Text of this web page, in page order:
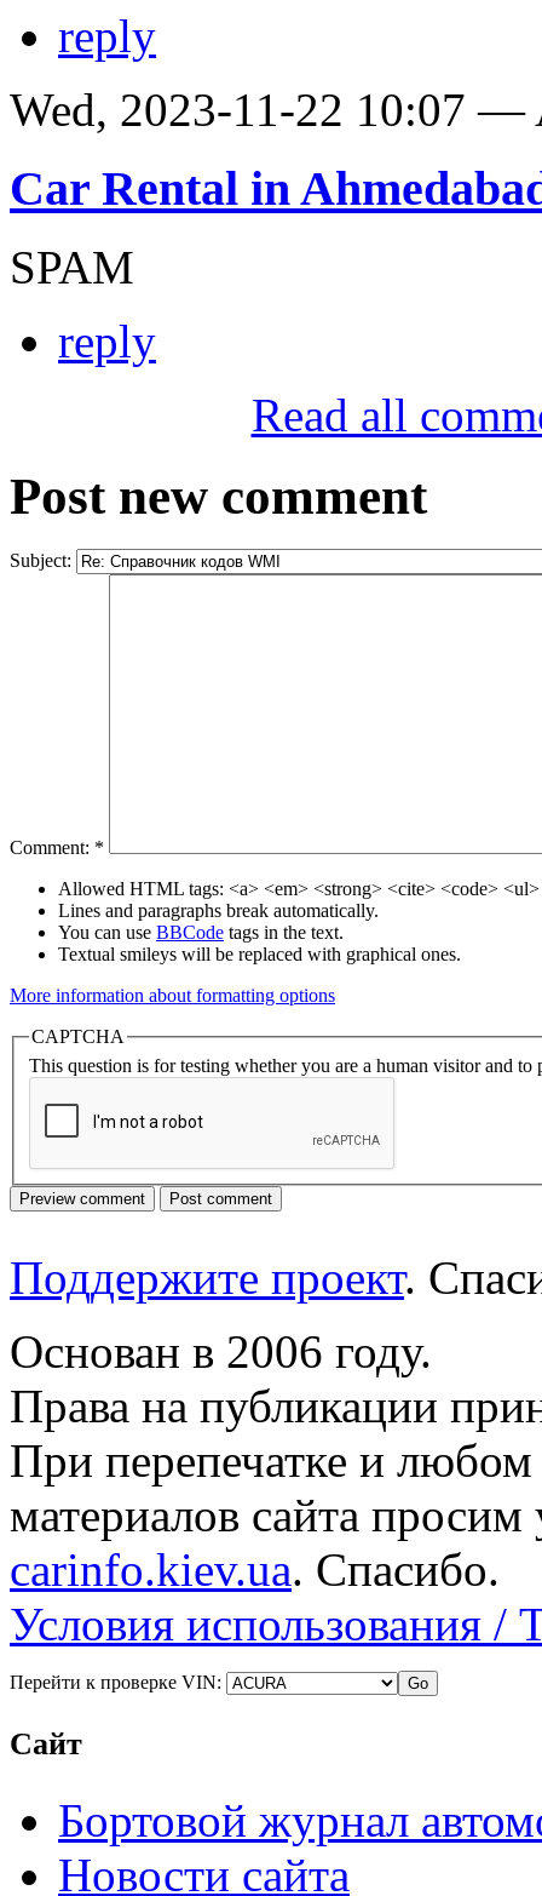
reply
Wed, 2023-11-22 10:07 —
Car Rental in
SPAM
reply
Read all
Post new comment
Subject:
Comment: *
Allowed HTML tags: <a> <em> <strong> <cite> <code>
Lines and paragraphs break automatically.
You can use BBCode tags in the text.
Textual smileys will be replaced with graphical ones.
More information about formatting options
CAPTCHA
This question is for testing whether you are a human visitor and to
Поддержите проект.
Основан в 2006 году.
Права на публикации
При перепечатке и
материалов сайта просим
carinfo.kiev.ua. Спасибо.
Условия использования /
Перейти к проверке VIN:
Сайт
Бортовой журнал
Новости сайта